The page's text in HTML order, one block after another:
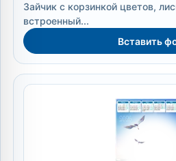
Зайчик с корзинкой цветов,
встроенный...
Вставить